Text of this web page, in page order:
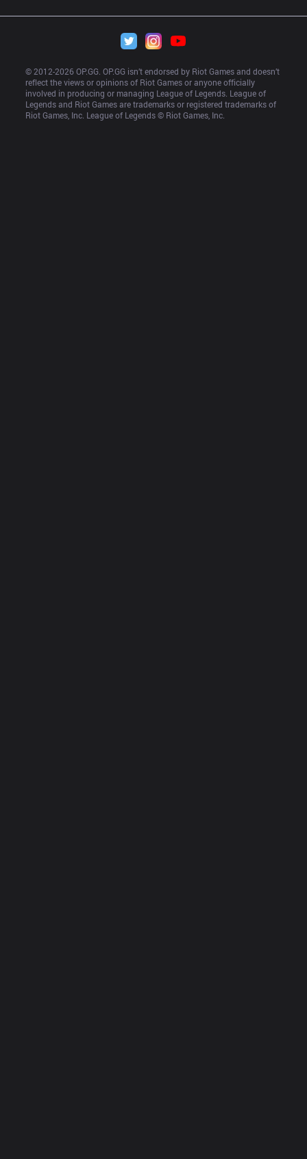
© 2012-2026 OP.GG. OP.GG isn’t endorsed by Riot Games and doesn’t
reflect the views or opinions of Riot Games or anyone officially
involved in producing or managing League of Legends. League of
Legends and Riot Games are trademarks or registered trademarks of
Riot Games, Inc. League of Legends © Riot Games, Inc.